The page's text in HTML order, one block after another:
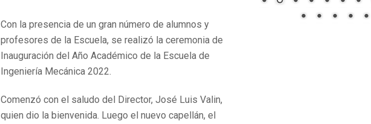
Con la presencia de un gran número de alumnos y
profesores de la Escuela, se realizó la ceremonia de
Inauguración del Año Académico de la Escuela de
Ingeniería Mecánica 2022.
Comenzó con el saludo del Director, José Luis Valin,
quien dio la bienvenida. Luego el nuevo capellán, el